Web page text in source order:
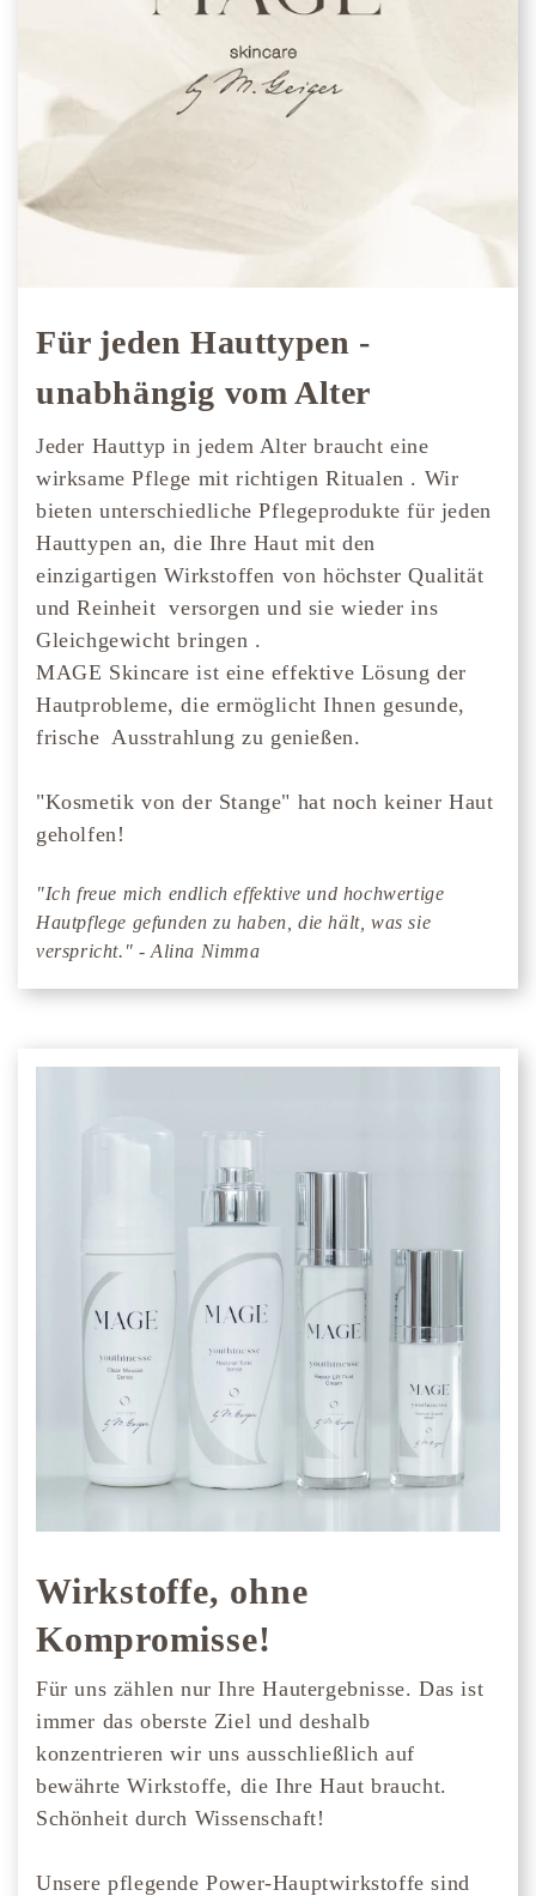
Für jeden Hauttypen -
unabhängig vom Alter
Jeder Hauttyp in jedem Alter braucht eine
wirksame Pflege mit richtigen Ritualen . Wir
bieten unterschiedliche Pflegeprodukte für jeden
Hauttypen an, die Ihre Haut mit den
einzigartigen Wirkstoffen von höchster Qualität
und Reinheit versorgen und sie wieder ins
Gleichgewicht bringen .
MAGE Skincare ist eine effektive Lösung der
Hautprobleme, die ermöglicht Ihnen gesunde,
frische Ausstrahlung zu genießen.
"Kosmetik von der Stange" hat noch keiner Haut
geholfen!
"Ich freue mich endlich effektive und hochwertige
Hautpflege gefunden zu haben, die hält, was sie
verspricht." - Alina Nimma
Wirkstoffe, ohne
Kompromisse!
Für uns zählen nur Ihre Hautergebnisse. Das ist
immer das oberste Ziel und deshalb
konzentrieren wir uns ausschließlich auf
bewährte Wirkstoffe, die Ihre Haut braucht.
Schönheit durch Wissenschaft!
Unsere pflegende Power-Hauptwirkstoffe sind